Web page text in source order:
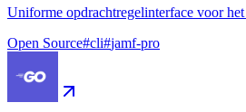
Uniforme opdrachtregelinterface voor
Open Source#cli#jamf-pro